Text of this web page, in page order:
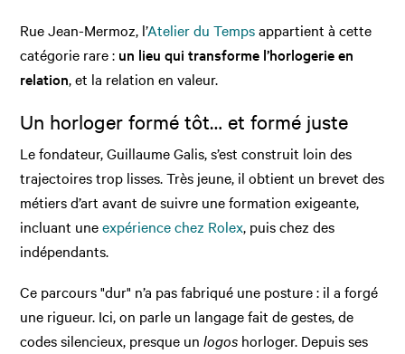
Rue Jean-Mermoz, l’Atelier du Tempsappartient à cette
catégorie rare : un lieu qui transforme l’horlogerie en
relation, et la relation en valeur.
Un horloger formé tôt… et formé juste
Le fondateur, Guillaume Galis, s’est construit loin des
trajectoires trop lisses. Très jeune, il obtient un brevet des
métiers d’art avant de suivre une formation exigeante,
incluant uneexpérience chez Rolex, puis chez des
indépendants.
Ce parcours "dur" n’a pas fabriqué une posture : il a forgé
une rigueur. Ici, on parle un langage fait de gestes, de
codes silencieux, presque unlogos horloger. Depuis ses